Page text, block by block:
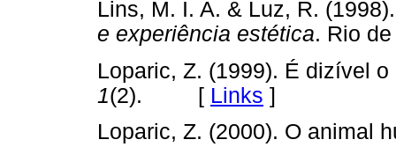
Lins, M. I. A. & Luz, R.
e experiência estética. Rio
Loparic, Z. (1999). É dizível
1(2). [ Links ]
Loparic, Z. (2000). O animal